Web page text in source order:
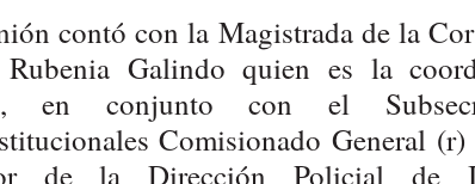
contó con la Magistrada de la
Rubenia Galindo quien es la
en conjunto con el
Comisionado General
de la Dirección Policial de